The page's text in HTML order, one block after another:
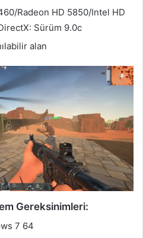
Radeon HD 5850/Intel HD
Sürüm 9.0c
alan
Gereksinimleri:
7 64